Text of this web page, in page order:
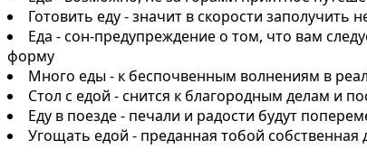
Готовить еду - значит в скорости заполучить
Еда - сон-предупреждение о том, что вам
форму
Много еды - к беспочвенным волнениям в
Стол с едой - снится к благородным делам и
Еду в поезде - печали и радости будут
Угощать едой - преданная тобой собственная